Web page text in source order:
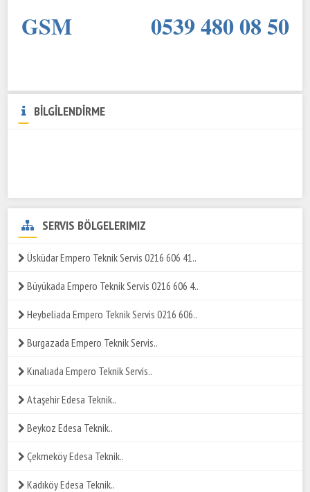
GSM 0539 480 08 50
BİLGİLENDİRME
SERVIS BÖLGELERIMIZ
Üsküdar Empero Teknik Servis 0216 606 41..
Büyükada Empero Teknik Servis 0216 606 4..
Heybeliada Empero Teknik Servis 0216 606..
Burgazada Empero Teknik Servis..
Kınalıada Empero Teknik Servis..
Ataşehir Edesa Teknik..
Beykoz Edesa Teknik..
Çekmeköy Edesa Teknik..
Kadıköy Edesa Teknik..